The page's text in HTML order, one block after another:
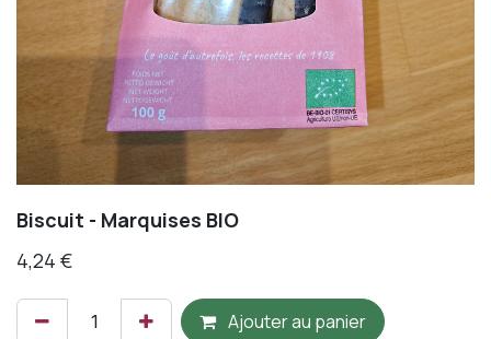
Biscuit - Marquises BIO
4,24 €
Ajouter au panier